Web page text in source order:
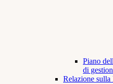
Piano
di
Relazione sulla